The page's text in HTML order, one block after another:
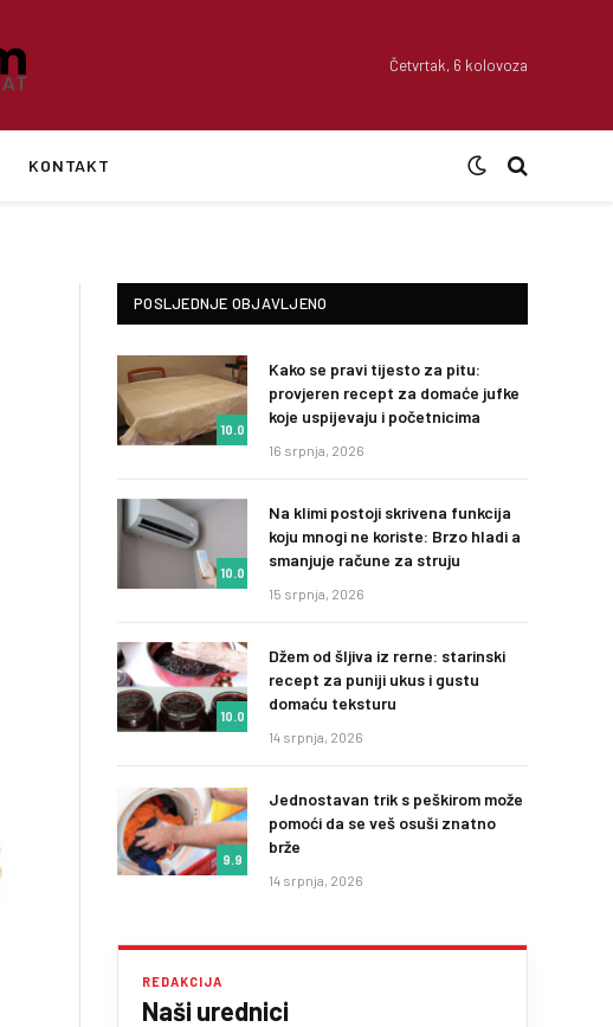
Četvrtak, 6 kolovoza
KONTAKT
POSLJEDNJE OBJAVLJENO
10.0
Kako se pravi tijesto za pitu:
provjeren recept za domaće jufke
koje uspijevaju i početnicima
16 srpnja, 2026
10.0
Na klimi postoji skrivena funkcija
koju mnogi ne koriste: Brzo hladi a
smanjuje račune za struju
15 srpnja, 2026
10.0
Džem od šljiva iz rerne: starinski
recept za puniji ukus i gustu
domaću teksturu
14 srpnja, 2026
9.9
Jednostavan trik s peškirom može
pomoći da se veš osuši znatno
brže
14 srpnja, 2026
REDAKCIJA
Naši urednici